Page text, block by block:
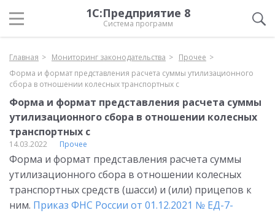
1С:Предприятие 8
Система программ
Главная Мониторинг законодательства
Прочее
Форма и формат представления расчета суммы утилизационного
сбора в отношении колесных транспортных с
Форма и формат представления расчета суммы
утилизационного сбора в отношении колесных
транспортных с
14.03.2022 Прочее
Форма и формат представления расчета суммы
утилизационного сбора в отношении колесных
транспортных средств (шасси) и (или) прицепов к
ним. Приказ ФНС России от 01.12.2021 № ЕД-7-